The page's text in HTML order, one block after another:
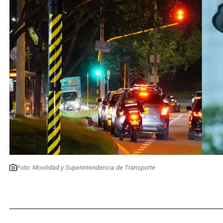
Foto: Movilidad y Superintendencia de Transporte